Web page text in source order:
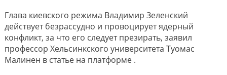
Глава киевского режима Владимир Зеленский
действует безрассудно и провоцирует ядерный
конфликт, за что его следует презирать, заявил
профессор Хельсинкского университета Туомас
Малинен в статье на платформе .